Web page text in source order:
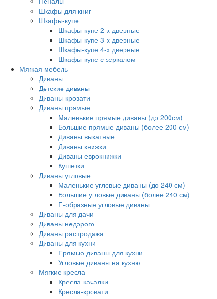
Шкафы для книг
Шкафы-купе
Шкафы-купе 2-х дверные
Шкафы-купе 3-х дверные
Шкафы-купе 4-х дверные
Шкафы-купе с зеркалом
Мягкая мебель
Диваны
Детские диваны
Диваны-кровати
Диваны прямые
Маленькие прямые диваны (до 200см)
Большие прямые диваны (более 200 см)
Диваны выкатные
Диваны книжки
Диваны еврокнижки
Кушетки
Диваны угловые
Маленькие угловые диваны (до 240 см)
Большие угловые диваны (более 240 см)
П-образные угловые диваны
Диваны для дачи
Диваны недорого
Диваны распродажа
Диваны для кухни
Прямые диваны для кухни
Угловые диваны на кухню
Мягкие кресла
Кресла-качалки
Кресла-кровати